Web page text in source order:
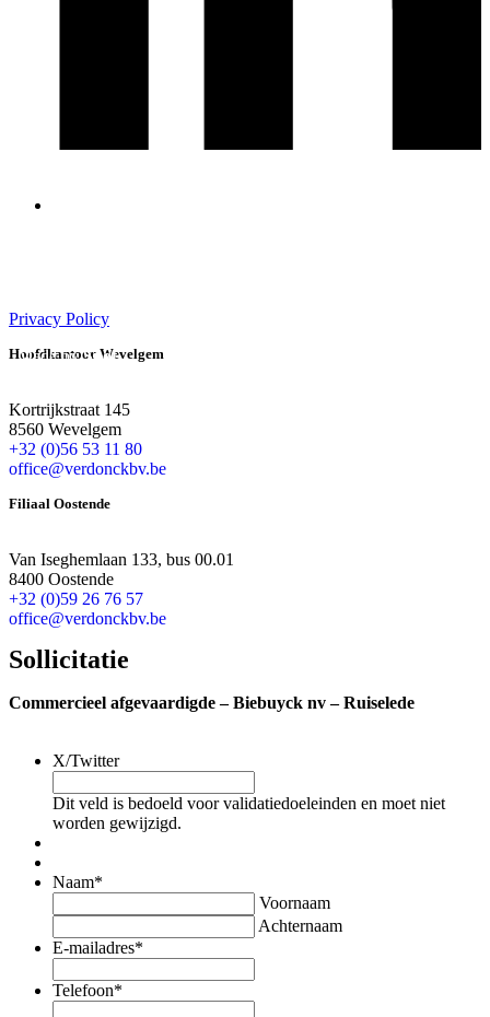
Privacy Policy
Hoofdkantoor Wevelgem
Kortrijkstraat 145
8560 Wevelgem
+32 (0)56 53 11 80
office@verdonckbv.be
Filiaal Oostende
Van Iseghemlaan 133, bus 00.01
8400 Oostende
+32 (0)59 26 76 57
office@verdonckbv.be
Made bySpot
Sollicitatie
Commercieel afgevaardigde – Biebuyck nv – Ruiselede
X/Twitter
Dit veld is bedoeld voor validatiedoeleinden en moet niet
worden gewijzigd.
Naam*
Voornaam
Achternaam
E-mailadres*
Telefoon*